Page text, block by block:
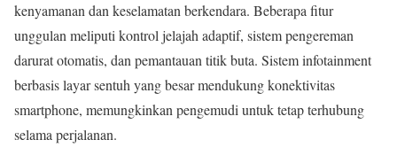
kenyamanan dan keselamatan berkendara. Beberapa fitur
unggulan meliputi kontrol jelajah adaptif, sistem pengereman
darurat otomatis, dan pemantauan titik buta. Sistem infotainment
berbasis layar sentuh yang besar mendukung konektivitas
smartphone, memungkinkan pengemudi untuk tetap terhubung
selama perjalanan.